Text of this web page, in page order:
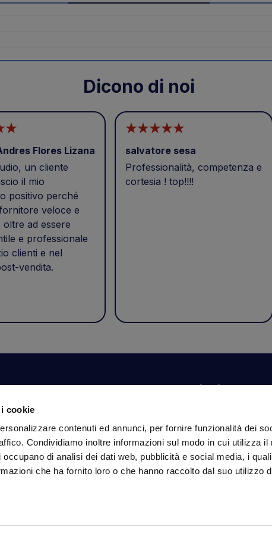
cookie
contenuti ed annunci, per fornire funzionalità dei
Condividiamo inoltre informazioni sul modo in cui utilizza il
di analisi dei dati web, pubblicità e social media, i
che ha fornito loro o che hanno raccolto dal suo utilizzo
Dicono di noi
Flores Lizana
un cliente
il mio
positivo perché
veloce e
oltre ad essere
e professionale
clienti e nel
vendita.
salvatore sesa
Professionalità, competenza e
cortesia ! top!!!!
Il tuo account
Ordini
Dati personali
Dati per l'accesso
Informazioni
Condizioni di vendita
Pagamenti
Privacy policy